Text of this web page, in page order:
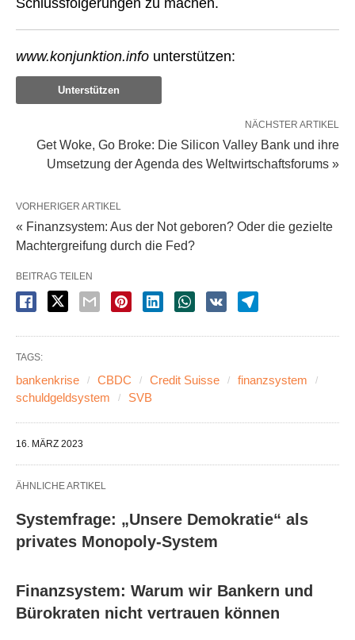
Schlussfolgerungen zu machen.
www.konjunktion.info unterstützen:
Unterstützen
NÄCHSTER ARTIKEL
Get Woke, Go Broke: Die Silicon Valley Bank und ihre
Umsetzung der Agenda des Weltwirtschaftsforums »
VORHERIGER ARTIKEL
« Finanzsystem: Aus der Not geboren? Oder die gezielte
Machtergreifung durch die Fed?
BEITRAG TEILEN
TAGS:
bankenkrise CBDC Credit Suisse
finanzsystem
schuldgeldsystem
SVB
16. MÄRZ 2023
ÄHNLICHE ARTIKEL
Systemfrage: „Unsere Demokratie“ als
privates Monopoly-System
Finanzsystem: Warum wir Bankern und
Bürokraten nicht vertrauen können